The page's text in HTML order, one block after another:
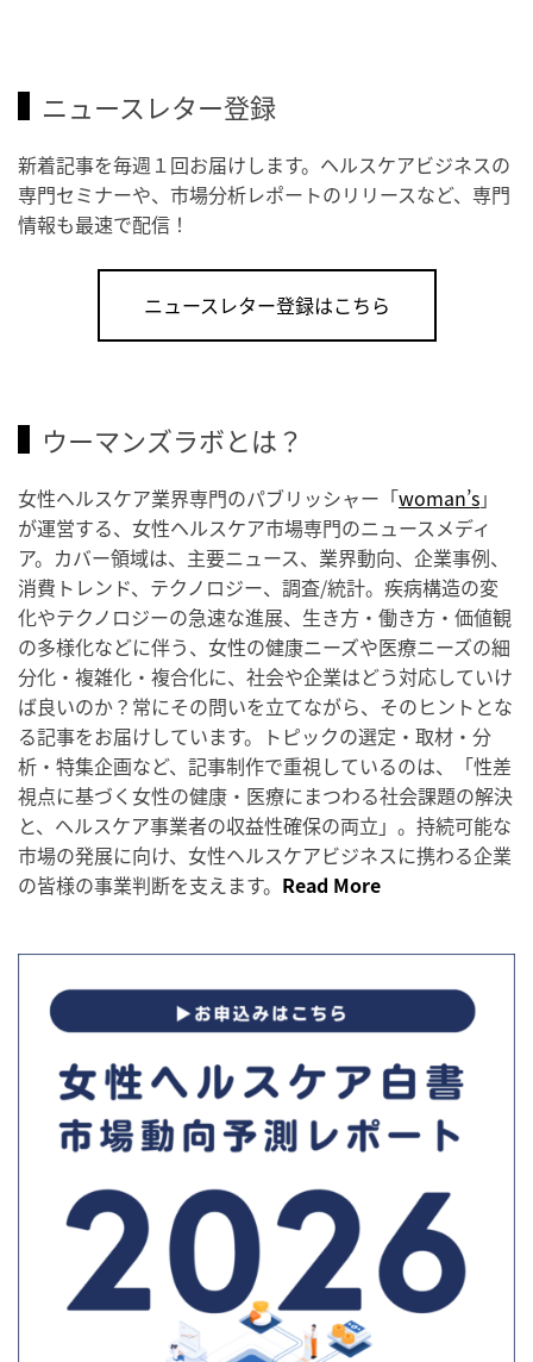
ニュースレター登録
新着記事を毎週１回お届けします。ヘルスケアビジネスの
専門セミナーや、市場分析レポートのリリースなど、専門
情報も最速で配信！
ニュースレター登録はこちら
ウーマンズラボとは？
女性ヘルスケア業界専門のパブリッシャー「woman’s」
が運営する、女性ヘルスケア市場専門のニュースメディ
ア。カバー領域は、主要ニュース、業界動向、企業事例、
消費トレンド、テクノロジー、調査/統計。疾病構造の変
化やテクノロジーの急速な進展、生き方・働き方・価値観
の多様化などに伴う、女性の健康ニーズや医療ニーズの細
分化・複雑化・複合化に、社会や企業はどう対応していけ
ば良いのか？常にその問いを立てながら、そのヒントとな
る記事をお届けしています。トピックの選定・取材・分
析・特集企画など、記事制作で重視しているのは、「性差
視点に基づく女性の健康・医療にまつわる社会課題の解決
と、ヘルスケア事業者の収益性確保の両立」。持続可能な
市場の発展に向け、女性ヘルスケアビジネスに携わる企業
の皆様の事業判断を支えます。 Read More